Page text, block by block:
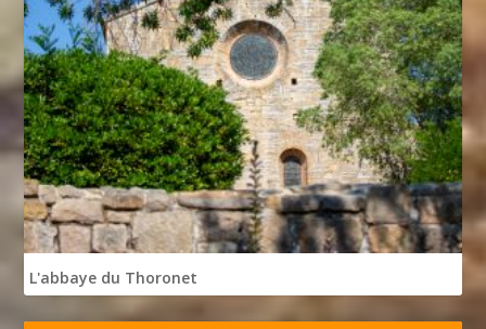
L'abbaye du Thoronet